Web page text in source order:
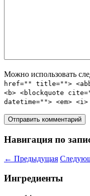
Можно использовать
href="" title="">
<b> <blockquote
datetime=""> <em>
Навигация по
← Предыдущая
Ингредиенты